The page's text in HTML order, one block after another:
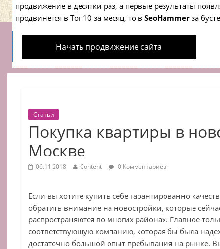
продвижение в десятки раз, а первые результаты
продвинется в Топ10 за месяц, то в SeoHammerза
Начать продвижение сайта
Статьи
Покупка квартиры в
Москве
06.11.2018 Content 0 Комментариев
Если вы хотите купить себе гарантированно
обратить внимание на новостройки, которые
распространяются во многих районах. Главное
соответствующую компанию, которая бы была
достаточно большой опыт пребывания на рынке.